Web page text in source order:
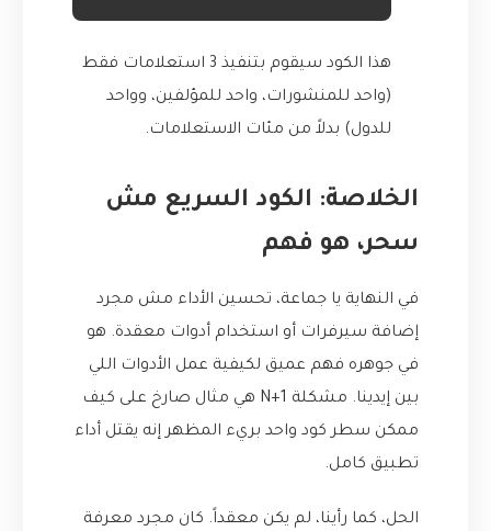
هذا الكود سيقوم بتنفيذ 3 استعلامات فقط
(واحد للمنشورات، واحد للمؤلفين، وواحد
للدول) بدلاً من مئات الاستعلامات.
الخلاصة: الكود السريع مش
سحر، هو فهم
في النهاية يا جماعة، تحسين الأداء مش مجرد
إضافة سيرفرات أو استخدام أدوات معقدة. هو
في جوهره فهم عميق لكيفية عمل الأدوات اللي
بين إيدينا. مشكلة N+1 هي مثال صارخ على كيف
ممكن سطر كود واحد بريء المظهر إنه يقتل أداء
تطبيق كامل.
الحل، كما رأينا، لم يكن معقداً. كان مجرد معرفة